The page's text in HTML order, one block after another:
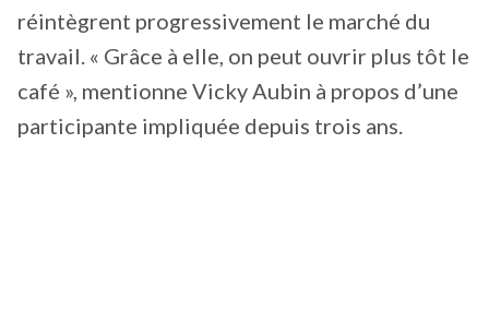
réintègrent progressivement le marché du
travail. « Grâce à elle, on peut ouvrir plus tôt le
café », mentionne Vicky Aubin à propos d’une
participante impliquée depuis trois ans.